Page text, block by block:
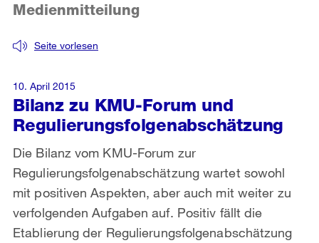
Bilanz zu KMU-Forum und
Regulierungsfolgenabschätzung
Seite vorlesen
Medienmitteilung
Die Bilanz vom KMU-Forum zur
Regulierungsfolgenabschätzung wartet sowohl
mit positiven Aspekten, aber auch mit weiter zu
verfolgenden Aufgaben auf. Positiv fällt die
Etablierung der Regulierungsfolgenabschätzung
10. April 2015